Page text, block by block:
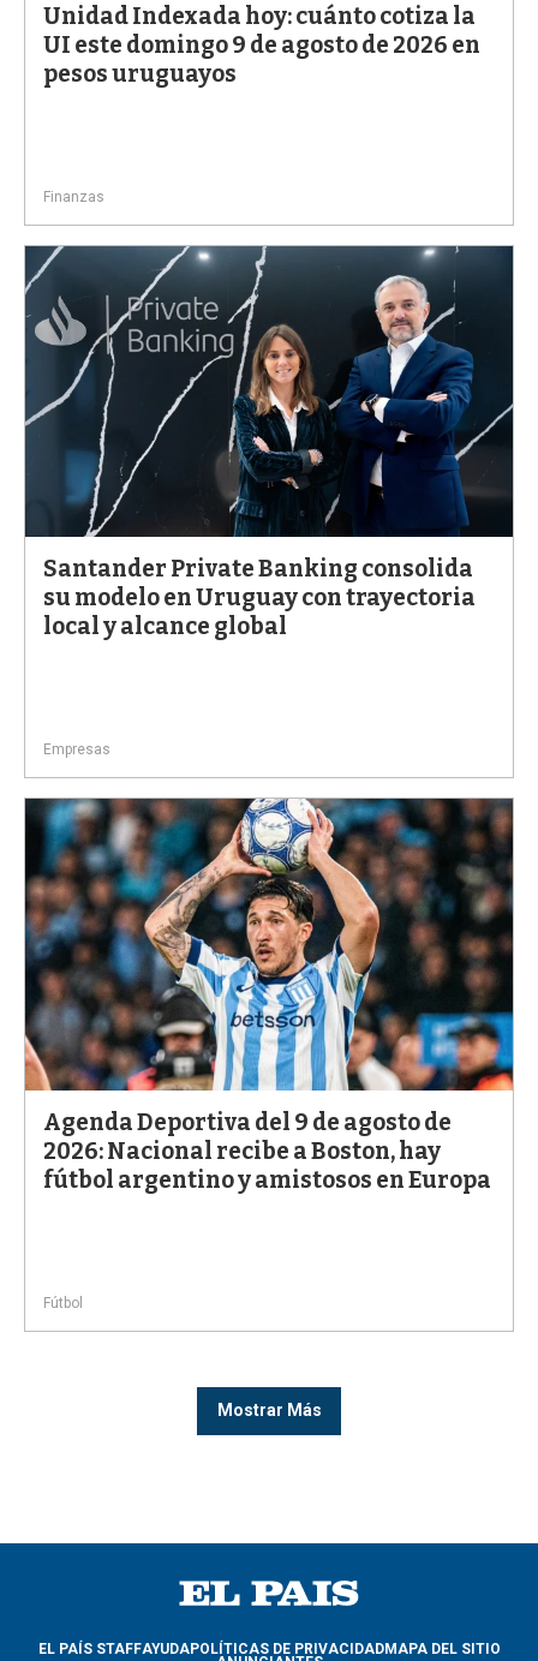
Unidad Indexada hoy: cuánto cotiza la
UI este domingo 9 de agosto de 2026 en
pesos uruguayos
Finanzas
Santander Private Banking consolida
su modelo en Uruguay con trayectoria
local y alcance global
Empresas
Agenda Deportiva del 9 de agosto de
2026: Nacional recibe a Boston, hay
fútbol argentino y amistosos en Europa
Fútbol
Mostrar Más
EL PAÍS STAFFAYUDAPOLÍTICAS DE PRIVACIDADMAPA DEL SITIO